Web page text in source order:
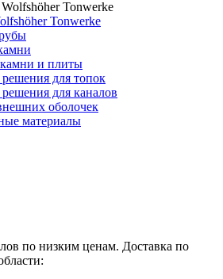
Tonwerke
и плиты
для топок
для каналов
оболочек
материалы
по низким ценам. Доставка по